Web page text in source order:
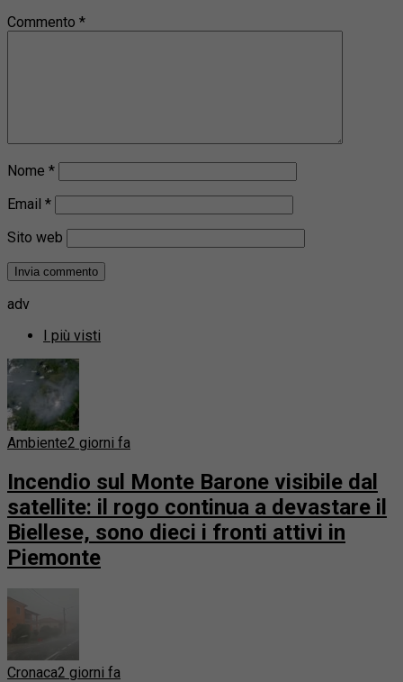
Commento *
Nome *
Email *
Sito web
adv
I più visti
Ambiente2 giorni fa
Incendio sul Monte Barone visibile dal
satellite: il rogo continua a devastare il
Biellese, sono dieci i fronti attivi in
Piemonte
Cronaca2 giorni fa